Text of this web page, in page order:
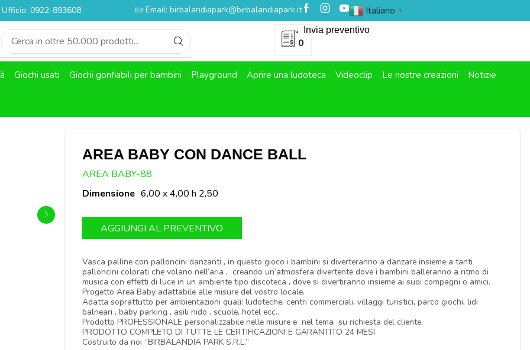
Ufficio: 0922-893608 Email: birbalandiapark@birbalandiapark.it Italiano ▼
0
Invia preventivo
Giochi usati Giochi gonfiabili per bambini Playground Aprire una ludoteca Videoclip Le nostre creazioni Notizie
AREA BABY CON DANCE BALL
AREA BABY-88
Dimensione 6,00 x 4,00 h 2,50
AGGIUNGI AL PREVENTIVO
Vasca palline con palloncini danzanti , in questo gioco i bambini si diverteranno a danzare insieme a tanti
palloncini colorati che volano nell’aria , creando un’atmosfera divertente dove i bambini balleranno a ritmo di
musica con effetti di luce in un ambiente tipo discoteca , dove si divertiranno insieme ai suoi compagni o amici.
Progetto Area Baby adattabile alle misure del vostro locale.
Adatta soprattutto per ambientazioni quali: ludoteche, centri commerciali, villaggi turistici, parco giochi, lidi
balneari , baby parking , asili nido , scuole, hotel ecc..
Prodotto PROFESSIONALE personalizzabile nelle misure e nel tema su richiesta del cliente.
PRODOTTO COMPLETO DI TUTTE LE CERTIFICAZIONI E GARANTITO 24 MESI
Costruito da noi “BIRBALANDIA PARK S.R.L.”